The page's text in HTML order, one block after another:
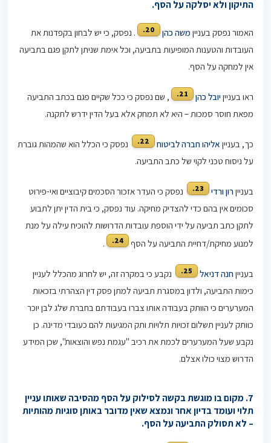
התיקון ולא יסלקה על הסף.
האמור נפסק בעניין משה כהן 20.
. נפסק, כי יש לבחון בקפדנות את
העובדות והטענות המופיעות בתביעה, וכל אימת שניתן לתקן פגם בתביעה
אין למחקה על הסף.
ראו בענייןיובל כהן 21.
, שם נפסק כי ככל שקיים פגם בכתב התביעה
מפאת חוסר סמכות – היא לא תמחק אלא בעל הדין ידרש לתקנה.
כך, בעניין אליהו חברה לביטוח 22.
נפסק כי הכלל הוא שהמהות גוברת
על ניסוח טכני לקוי של כתב התביעה.
בענייןרון ורדי 23.
נפסק כי העדר אזכור הסכמים קיבוציים ואי-פירוט
סכומים אין בהם כדי להצדיק מחיקה. עוד נפסק, כי בית הדין יתן לתבוע
לתקן כתב תביעה על ידי הוספת עובדות הדרושות להוכיח עילה על מנת
למנוע מחיקת/דחיית התביעה על הסף
24.
.
בענייןחנה דניאל 25.
נקבע כי במקרה זה, יש לחרוג מהכלל לעניין
כימות התביעה, ולדון במסגרת תביעה למתן פסק דין הצהרתי בזכאות
המערערים כי הוותק בעבודה אותו צברו בעבודתם בחברת שלג לבן יוכר
כוותק לעניין תשלום זכויות תלויות ותק המגיעות להם כעובדי מדינה. כן
נקבע שעל המערערים לכמת את רכיב "עגמת נפש והוצאות", שכן המידע
הדרוש מצוי כולו אצלם.
7. מקום בו מוגשת בקשה לסילוק על הסף מהסיבה שאותו עניין
תלוי ועומד בדיון אחר ונמצא שאין מדובר באותן סוגיות מהותיות
– לא תסולק התביעה על הסף.